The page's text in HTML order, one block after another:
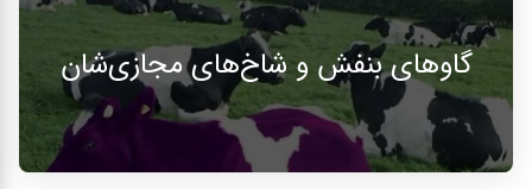
گاوهای بنفش و شاخ‌های مجازی‌شان